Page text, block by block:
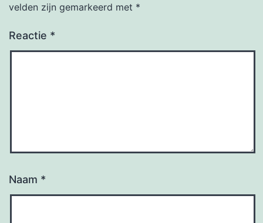
velden zijn gemarkeerd met *
Reactie *
Naam *